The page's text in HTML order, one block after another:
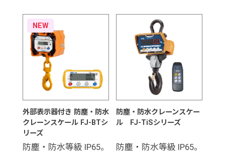
NEW
外部表示器付き 防塵・防水
クレーンスケール FJ-BTシ
リーズ
防塵・防水等級 IP65。
防塵・防水クレーンスケー
ル FJ-TiSシリーズ
防塵・防水等級 IP65。